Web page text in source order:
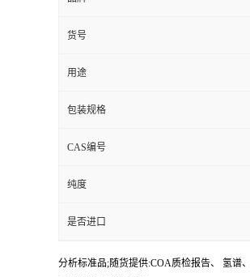
货号
用途
包装规格
CAS编号
纯度
是否进口
分析标准品;随货提供:COA质检报告、 氢谱